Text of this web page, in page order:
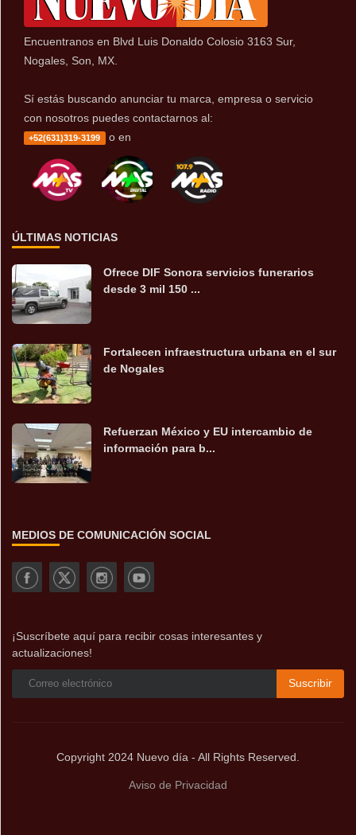
Encuentranos en Blvd Luis Donaldo Colosio 3163 Sur,
Nogales, Son, MX.
Sí estás buscando anunciar tu marca, empresa o servicio
con nosotros puedes contactarnos al:
+52(631)319-3199 o en
ÚLTIMAS NOTICIAS
Ofrece DIF Sonora servicios funerarios
desde 3 mil 150 ...
Fortalecen infraestructura urbana en el sur
de Nogales
Refuerzan México y EU intercambio de
información para b...
MEDIOS DE COMUNICACIÓN SOCIAL
¡Suscríbete aquí para recibir cosas interesantes y
actualizaciones!
Suscribir
Copyright 2024 Nuevo día - All Rights Reserved.
Aviso de Privacidad